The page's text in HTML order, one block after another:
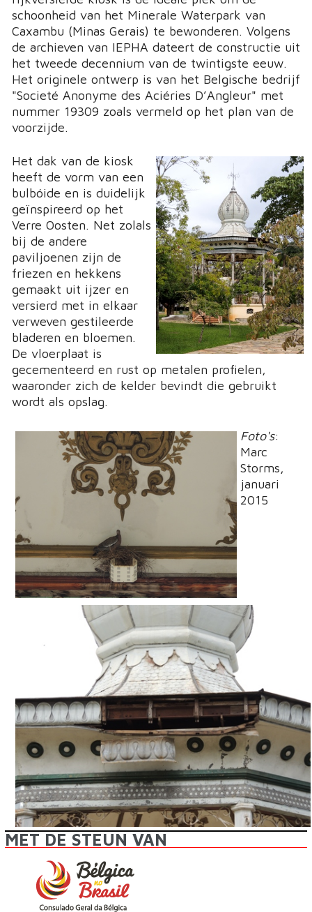
schoonheid van het Minerale Waterpark van
Caxambu (Minas Gerais) te bewonderen. Volgens
de archieven van IEPHA dateert de constructie uit
het tweede decennium van de twintigste eeuw.
Het originele ontwerp is van het Belgische bedrijf
"Societé Anonyme des Aciéries D’Angleur" met
nummer 19309 zoals vermeld op het plan van de
voorzijde.
Het dak van de kiosk
heeft de vorm van een
bulbóide en is duidelijk
geïnspireerd op het
Verre Oosten. Net zolals
bij de andere
paviljoenen zijn de
friezen en hekkens
gemaakt uit ijzer en
versierd met in elkaar
verweven gestileerde
bladeren en bloemen.
De vloerplaat is
gecementeerd en rust op metalen profielen,
waaronder zich de kelder bevindt die gebruikt
wordt als opslag.
Foto's:
Marc
Storms,
januari
2015
MET DE STEUN VAN